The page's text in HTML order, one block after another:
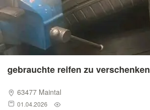
gebrauchte reifen zu verschenken
63477 Maintal
01.04.2026